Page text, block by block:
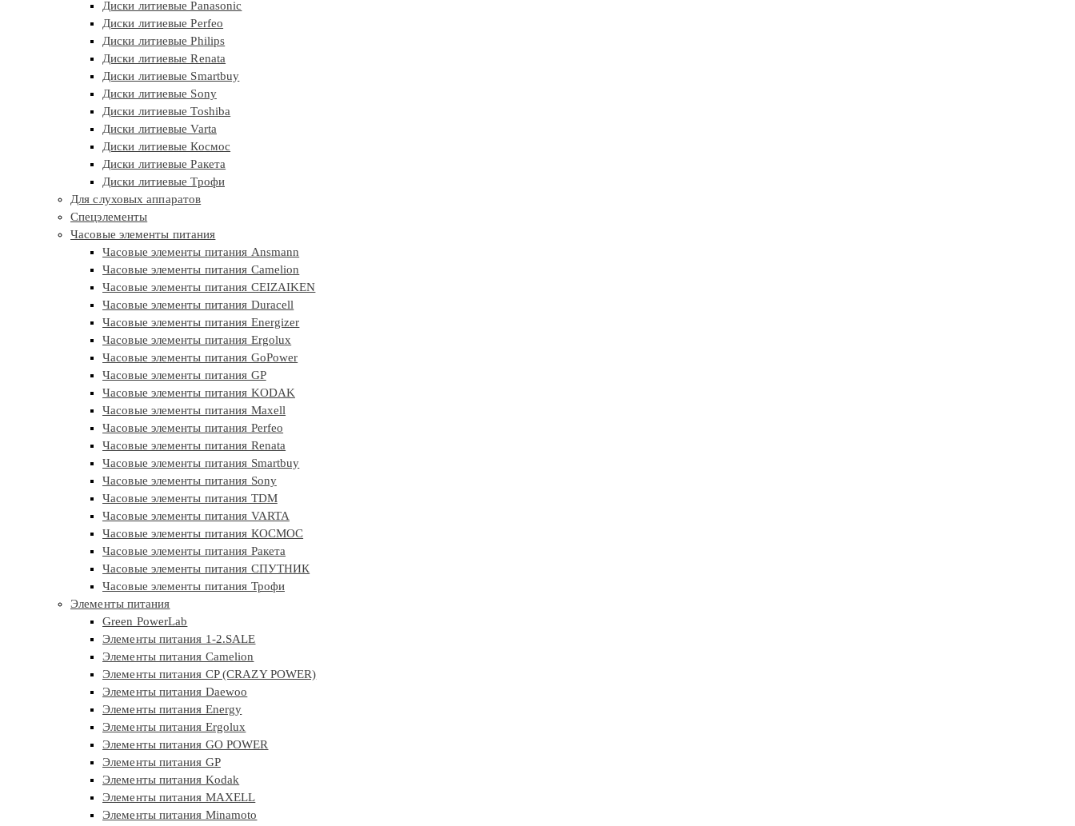
Диски литиевые Panasonic
Диски литиевые Perfeo
Диски литиевые Philips
Диски литиевые Renata
Диски литиевые Smartbuy
Диски литиевые Sony
Диски литиевые Toshiba
Диски литиевые Varta
Диски литиевые Космос
Диски литиевые Ракета
Диски литиевые Трофи
Для слуховых аппаратов
Спецэлементы
Часовые элементы питания
Часовые элементы питания Ansmann
Часовые элементы питания Camelion
Часовые элементы питания CEIZAIKEN
Часовые элементы питания Duracell
Часовые элементы питания Energizer
Часовые элементы питания Ergolux
Часовые элементы питания GoPower
Часовые элементы питания GP
Часовые элементы питания KODAK
Часовые элементы питания Maxell
Часовые элементы питания Perfeo
Часовые элементы питания Renata
Часовые элементы питания Smartbuy
Часовые элементы питания Sony
Часовые элементы питания TDM
Часовые элементы питания VARTA
Часовые элементы питания КОСМОС
Часовые элементы питания Ракета
Часовые элементы питания СПУТНИК
Часовые элементы питания Трофи
Элементы питания
Green PowerLab
Элементы питания 1-2.SALE
Элементы питания Camelion
Элементы питания CP (CRAZY POWER)
Элементы питания Daewoo
Элементы питания Energy
Элементы питания Ergolux
Элементы питания GO POWER
Элементы питания GP
Элементы питания Kodak
Элементы питания MAXELL
Элементы питания Minamoto